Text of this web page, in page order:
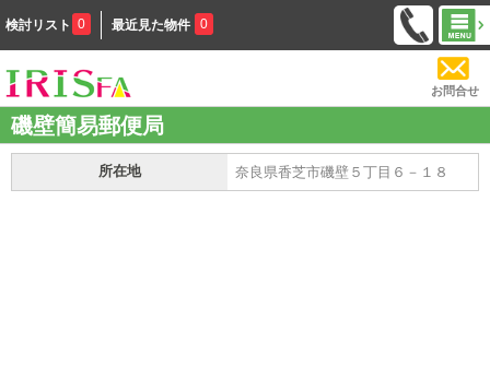
検討リスト 0 最近見た物件 0
お問合せ
磯壁簡易郵便局
所在地 奈良県香芝市磯壁５丁目６－１８